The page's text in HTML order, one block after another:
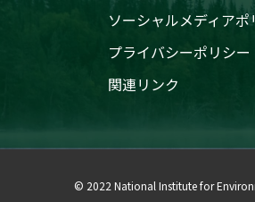
ソーシャルメディアポ
プライバシーポリシー
関連リンク
© 2022 National Institute for